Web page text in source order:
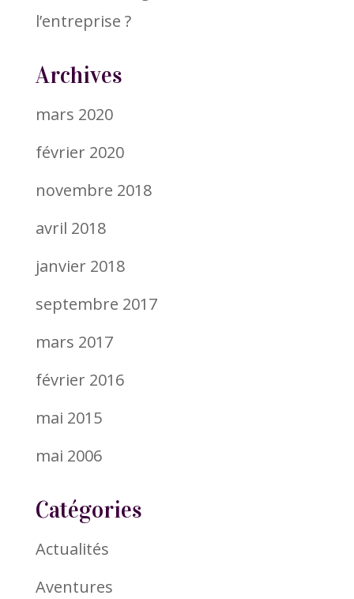
l’entreprise ?
Archives
mars 2020
février 2020
novembre 2018
avril 2018
janvier 2018
septembre 2017
mars 2017
février 2016
mai 2015
mai 2006
Catégories
Actualités
Aventures